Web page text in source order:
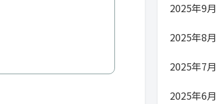
2025年9月
2025年8月
2025年7月
2025年6月